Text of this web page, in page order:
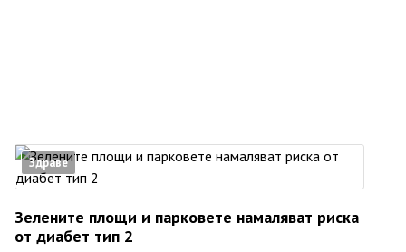
Здраве
Зелените площи и парковете намаляват риска
от диабет тип 2